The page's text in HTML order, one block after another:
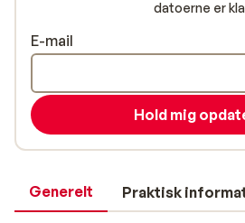
Generelt Praktisk
datoerne er
E-mail
Hold mig